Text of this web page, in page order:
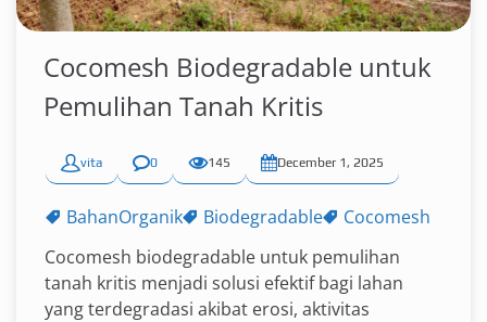
Cocomesh Biodegradable untuk
Pemulihan Tanah Kritis
vita 0 145 December 1, 2025
BahanOrganik Biodegradable
Cocomesh
Cocomesh biodegradable untuk pemulihan
tanah kritis menjadi solusi efektif bagi lahan
yang terdegradasi akibat erosi, aktivitas